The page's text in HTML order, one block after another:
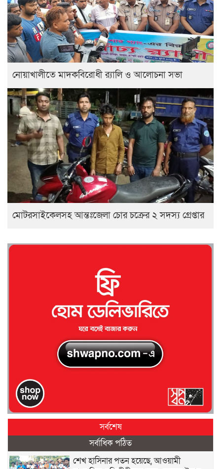
নোয়াখালীতে মাদকবিরোধী র‍্যালি ও আলোচনা সভা
মোটরসাইকেলসহ আন্তঃজেলা চোর চক্রের ২ সদস্য গ্রেপ্তার
সর্বশেষ
সর্বাধিক পঠিত
শেখ হাসিনার পতন হয়েছে, আওয়ামী